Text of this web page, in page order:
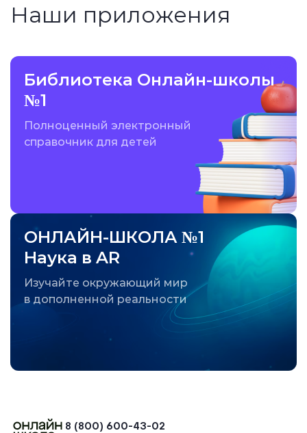
Наши приложения
Библиотека Онлайн-школы
№1
Полноценный электронный
справочник для детей
ОНЛАЙН-ШКОЛА №1
Наука в AR
Изучайте окружающий мир
в дополненной реальности
8 (800) 600-43-02